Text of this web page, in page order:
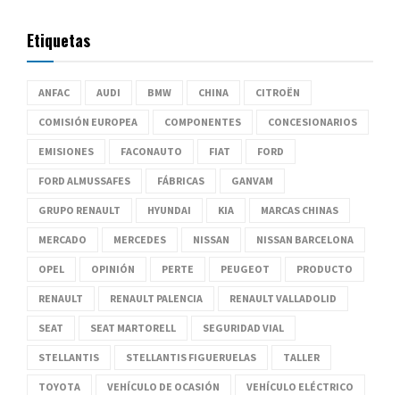
Etiquetas
ANFAC AUDI BMW CHINA CITROËN
COMISIÓN EUROPEA COMPONENTES CONCESIONARIOS
EMISIONES FACONAUTO FIAT FORD
FORD ALMUSSAFES FÁBRICAS GANVAM
GRUPO RENAULT HYUNDAI KIA MARCAS CHINAS
MERCADO MERCEDES NISSAN NISSAN BARCELONA
OPEL OPINIÓN PERTE PEUGEOT PRODUCTO
RENAULT RENAULT PALENCIA RENAULT VALLADOLID
SEAT SEAT MARTORELL SEGURIDAD VIAL
STELLANTIS STELLANTIS FIGUERUELAS TALLER
TOYOTA VEHÍCULO DE OCASIÓN VEHÍCULO ELÉCTRICO